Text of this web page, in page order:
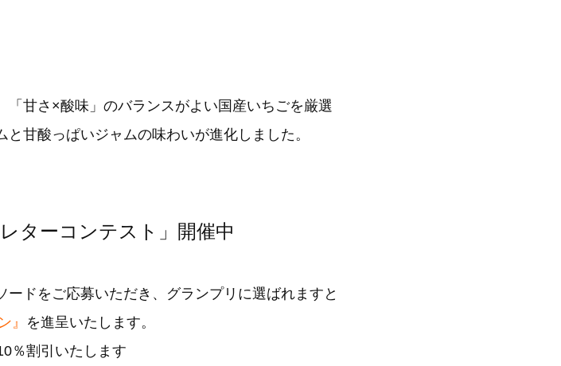
甘さ×酸味」のバランスがよい国産いちごを厳選
甘酸っぱいジャムの味わいが進化しました。
ターコンテスト」開催中
ドをご応募いただき、グランプリに選ばれますと
』 を進呈いたします。
％割引いたします